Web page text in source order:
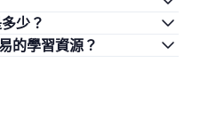
少？
的學習資源？